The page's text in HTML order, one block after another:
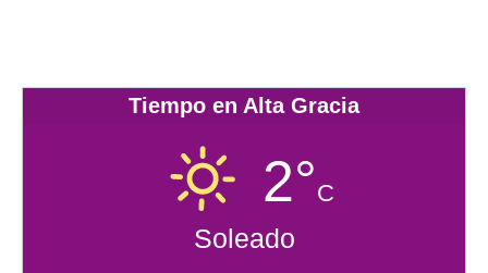
Tiempo en Alta Gracia
2°C
Soleado